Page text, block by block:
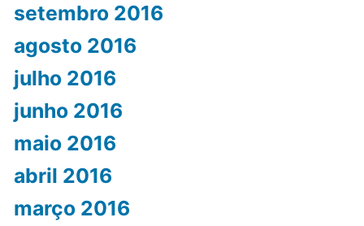
setembro 2016
agosto 2016
julho 2016
junho 2016
maio 2016
abril 2016
março 2016